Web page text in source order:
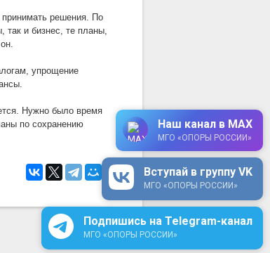
решения. По
так и бизнес, те планы,
упрощение
Нужно было время
по сохранению
Подпишись на Telegram-канал
МГО «ОПОРЫ РОССИИ»
Вступай в группу VK
МГО «ОПОРЫ РОССИИ»
Наш канал в MAX
МГО «ОПОРЫ РОССИИ»